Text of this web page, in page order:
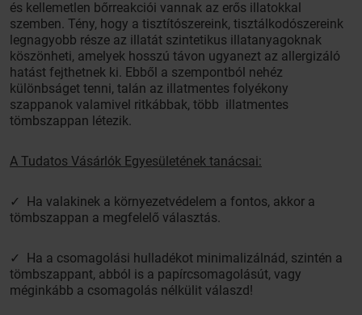
és kellemetlen bőrreakciói vannak az erős illatokkal
szemben. Tény, hogy a tisztítószereink, tisztálkodószereink
legnagyobb része az illatát szintetikus illatanyagoknak
köszönheti, amelyek hosszú távon ugyanezt az allergizáló
hatást fejthetnek ki. Ebből a szempontból nehéz
különbságet tenni, talán az illatmentes folyékony
szappanok valamivel ritkábbak, több illatmentes
tömbszappan létezik.
A Tudatos Vásárlók Egyesületének tanácsai:
✓ Ha valakinek a környezetvédelem a fontos, akkor a
tömbszappan a megfelelő választás.
✓ Ha a csomagolási hulladékot minimalizálnád, szintén a
tömbszappant, abból is a papírcsomagolásút, vagy
méginkább a csomagolás nélkülit válaszd!